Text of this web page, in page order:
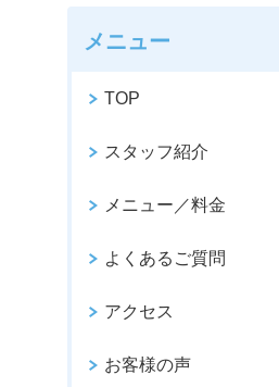
メニュー
TOP
スタッフ紹介
メニュー／料金
よくあるご質問
アクセス
お客様の声